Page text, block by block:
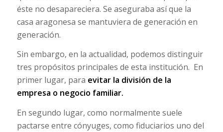
éste no desapareciera. Se aseguraba así que la
casa aragonesa se mantuviera de generación en
generación.
Sin embargo, en la actualidad, podemos distinguir
tres propósitos principales de esta institución. En
primer lugar, para evitar la división de la
empresa o negocio familiar.
En segundo lugar, como normalmente suele
pactarse entre cónyuges, como fiduciarios uno del